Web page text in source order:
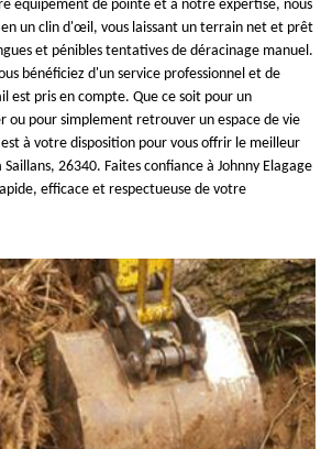
équipement de pointe et à notre expertise, nous
en un clin d'œil, vous laissant un terrain net et prêt
et pénibles tentatives de déracinage manuel.
bénéficiez d'un service professionnel et de
est pris en compte. Que ce soit pour un
ou pour simplement retrouver un espace de vie
à votre disposition pour vous offrir le meilleur
26340. Faites confiance à Johnny Elagage
efficace et respectueuse de votre